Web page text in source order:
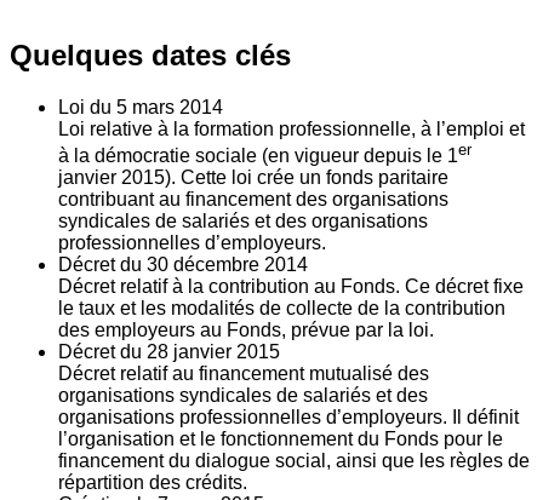
Quelques dates clés
Loi du 5 mars 2014
Loi relative à la formation professionnelle, à l’emploi et
à la démocratie sociale (en vigueur depuis le 1er
janvier 2015). Cette loi crée un fonds paritaire
contribuant au financement des organisations
syndicales de salariés et des organisations
professionnelles d’employeurs.
Décret du 30 décembre 2014
Décret relatif à la contribution au Fonds. Ce décret fixe
le taux et les modalités de collecte de la contribution
des employeurs au Fonds, prévue par la loi.
Décret du 28 janvier 2015
Décret relatif au financement mutualisé des
organisations syndicales de salariés et des
organisations professionnelles d’employeurs. Il définit
l’organisation et le fonctionnement du Fonds pour le
financement du dialogue social, ainsi que les règles de
répartition des crédits.